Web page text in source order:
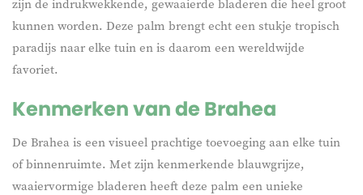
zijn de indrukwekkende, gewaaierde bladeren die heel groot
kunnen worden. Deze palm brengt echt een stukje tropisch
paradijs naar elke tuin en is daarom een wereldwijde
favoriet.
Kenmerken van de Brahea
De Brahea is een visueel prachtige toevoeging aan elke tuin
of binnenruimte. Met zijn kenmerkende blauwgrijze,
waaiervormige bladeren heeft deze palm een unieke